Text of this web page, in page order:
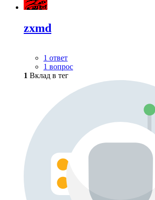
zxmd
1 ответ
1 вопрос
1 Вклад в тег